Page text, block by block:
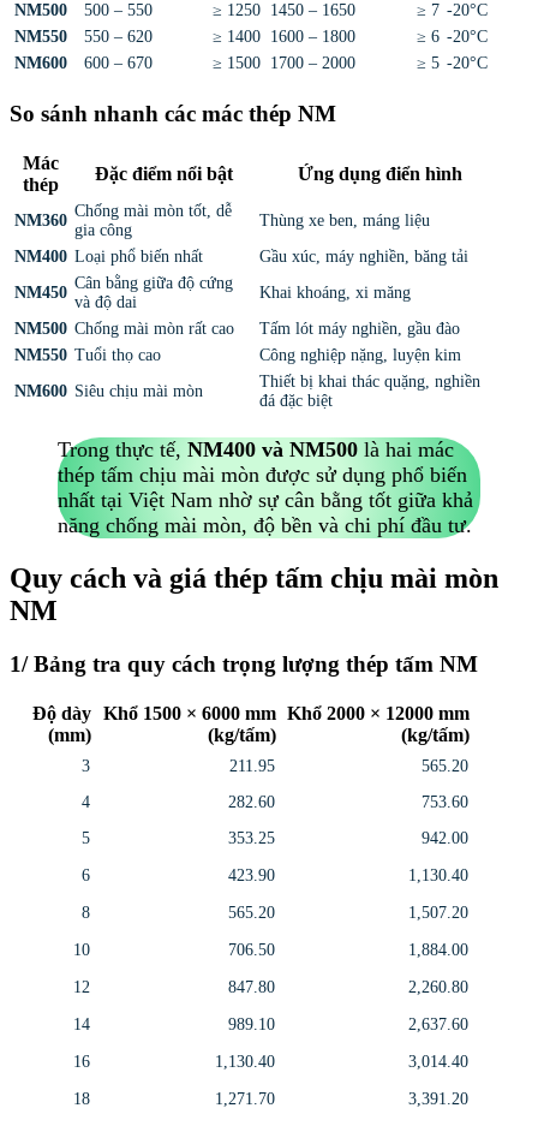
NM500 500 – 550 ≥ 1250 1450 – 1650 ≥ 7 -20°C
NM550
550 – 620 ≥ 1400 1600 – 1800 ≥ 6 -20°C
NM600
600 – 670 ≥ 1500 1700 – 2000 ≥ 5 -20°C
So sánh nhanh các mác thép NM
Mác
thép
Đặc điểm nổi bật Ứng dụng điển hình
NM360
Chống mài mòn tốt, dễ
gia công
Thùng xe ben, máng liệu
NM400 Loại phổ biến nhất
Gầu xúc, máy nghiền, băng tải
NM450
Cân bằng giữa độ cứng
và độ dai
Khai khoáng, xi măng
NM500 Chống mài mòn rất cao
Tấm lót máy nghiền, gầu đào
NM550 Tuổi thọ cao
Công nghiệp nặng, luyện kim
NM600 Siêu chịu mài mòn
Thiết bị khai thác quặng, nghiền
đá đặc biệt
Trong thực tế, NM400 và NM500 là hai mác
thép tấm chịu mài mòn được sử dụng phổ biến
nhất tại Việt Nam nhờ sự cân bằng tốt giữa khả
năng chống mài mòn, độ bền và chi phí đầu tư.
Quy cách và giá thép tấm chịu mài mòn
NM
1/ Bảng tra quy cách trọng lượng thép tấm NM
Độ dày
(mm)
Khổ 1500 × 6000 mm
(kg/tấm)
Khổ 2000 × 12000 mm
(kg/tấm)
3 211.95
565.20
4
282.60
753.60
5
353.25 942.00
6 423.90 1,130.40
8 565.20 1,507.20
10 706.50 1,884.00
12 847.80 2,260.80
14 989.10 2,637.60
16 1,130.40 3,014.40
18 1,271.70 3,391.20